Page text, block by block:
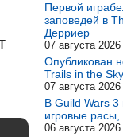
Первой
заповедей в
Дерриер
07 августа 2026
Опубликован
Trails in the
07 августа 2026
В Guild Wars 3
игровые
06 августа 2026